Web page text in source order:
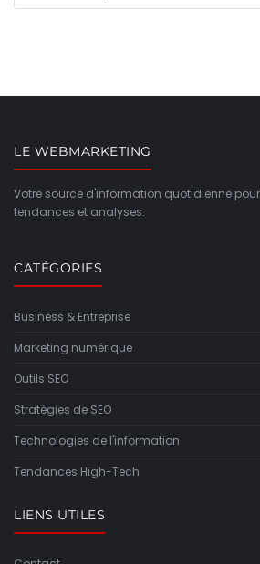
LE WEBMARKETING
Votre source d'information quotidienne
tendances et analyses.
CATÉGORIES
Business & Entreprise
Marketing numérique
Outils SEO
Stratégies de SEO
Technologies de l'information
Tendances High-Tech
LIENS UTILES